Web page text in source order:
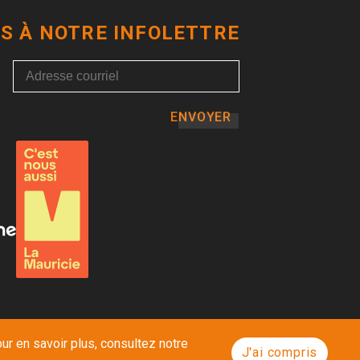
À NOTRE INFOLETTRE
ENVOYER
en savoir plus, consultez notre
J'ai compris